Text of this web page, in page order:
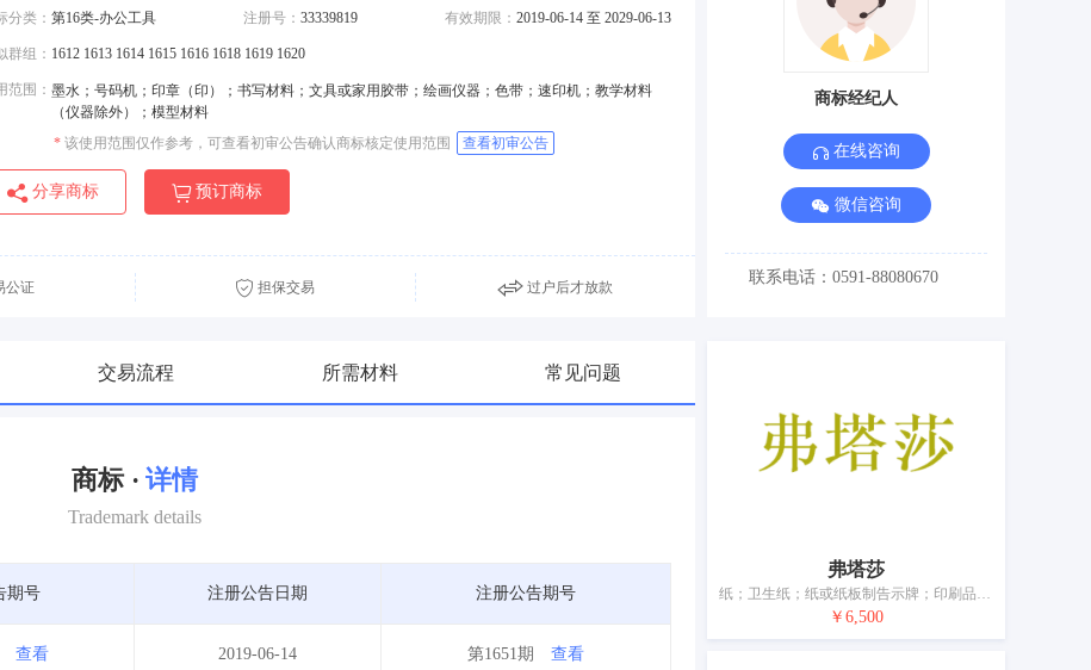
分类： 第16类-办公工具 注册号： 33339819 有效期限： 2019-06-14 至 2029-06-13
群组： 1612 1613 1614 1615 1616 1618 1619 1620
范围： 墨水；号码机；印章（印）；书写材料；文具或家用胶带；绘画仪器；色带；速印机；教学材料
（仪器除外）；模型材料
* 该使用范围仅作参考，可查看初审公告确认商标核定使用范围 查看初审公告
分享商标 预订商标
公证 担保交易 过户后才放款
交易流程 所需材料 常见问题
商标 · 详情
Trademark details
期号 注册公告日期 注册公告期号
查看 2019-06-14 第1651期 查看
商标经纪人
在线咨询
微信咨询
联系电话：0591-88080670
弗塔莎
纸；卫生纸；纸或纸板制告示牌；印刷品；印刷出版物；包装纸；订书钉；文具；书写工具
￥6,500